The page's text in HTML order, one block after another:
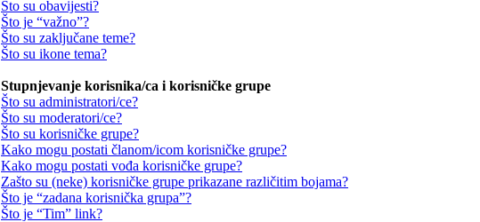
Što su obavijesti?
Što je “važno”?
Što su zaključane teme?
Što su ikone tema?
Stupnjevanje korisnika/ca i korisničke grupe
Što su administratori/ce?
Što su moderatori/ce?
Što su korisničke grupe?
Kako mogu postati članom/icom korisničke grupe?
Kako mogu postati vođa korisničke grupe?
Zašto su (neke) korisničke grupe prikazane različitim bojama?
Što je “zadana korisnička grupa”?
Što je “Tim” link?